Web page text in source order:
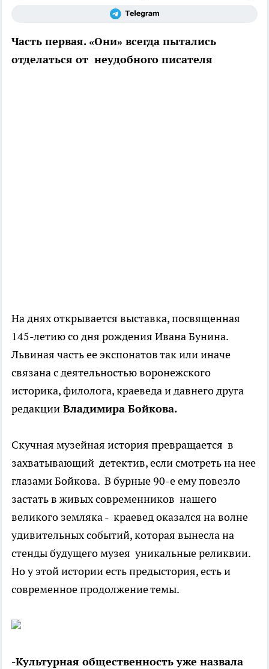
Часть первая. «Они» всегда пытались
отделаться от неудобного писателя
На днях открывается выставка, посвященная
145-летию со дня рождения Ивана Бунина.
Львиная часть ее экспонатов так или иначе
связана с деятельностью воронежского
историка, филолога, краеведа и давнего друга
редакции Владимира Бойкова.
Скучная музейная история превращается в
захватывающий детектив, если смотреть на нее
глазами Бойкова. В бурные 90-е ему повезло
застать в живых современников нашего
великого земляка - краевед оказался на волне
удивительных событий, которая вынесла на
стенды будущего музея уникальные реликвии.
Но у этой истории есть предыстория, есть и
современное продолжение темы.
-Культурная общественность уже назвала